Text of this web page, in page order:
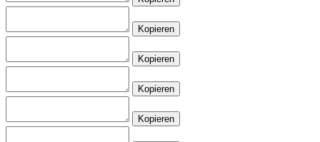
Kopieren
Kopieren
Kopieren
Kopieren